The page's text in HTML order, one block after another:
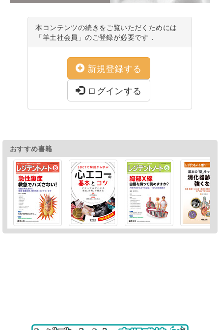
本コンテンツの続きをご覧いただくためには
「羊土社会員」のご登録が必要です．
新規登録する
ログインする
おすすめ書籍